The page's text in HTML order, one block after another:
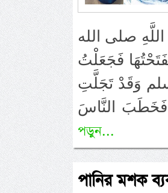
صلى الله
فَجَعَلْتُ
وَقَدْ تَجَلَّتِ
পড়ুন...
পানির মশক